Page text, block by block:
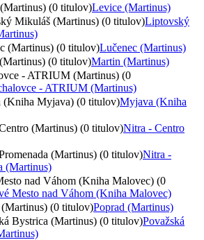
(0 titulov)Levice (Martinus)
Mikuláš (Martinus) (0 titulov)Liptovský
(Martinus) (0 titulov)Lučenec (Martinus)
(0 titulov)Martin (Martinus)
- ATRIUM (Martinus) (0
- ATRIUM (Martinus)
(Kniha Myjava) (0 titulov)Myjava (Kniha
(Martinus) (0 titulov)Nitra - Centro
(Martinus) (0 titulov)Nitra -
(Martinus)
nad Váhom (Kniha Malovec) (0
Mesto nad Váhom (Kniha Malovec)
(Martinus) (0 titulov)Poprad (Martinus)
Bystrica (Martinus) (0 titulov)Považská